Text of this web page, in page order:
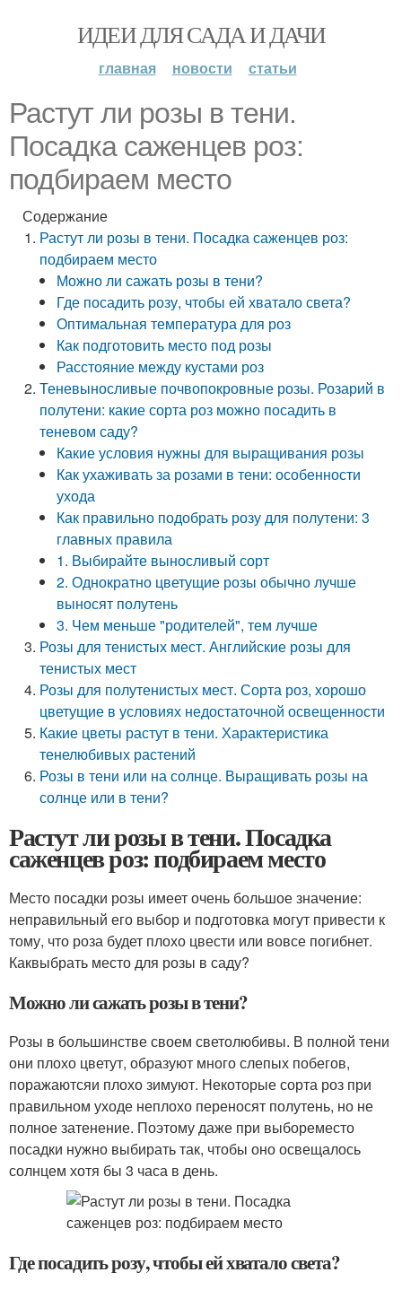
ИДЕИ ДЛЯ САДА И ДАЧИ
главная новости статьи
Растут ли розы в тени.
Посадка саженцев роз:
подбираем место
Содержание
Растут ли розы в тени. Посадка саженцев роз:
подбираем место
Можно ли сажать розы в тени?
Где посадить розу, чтобы ей хватало света?
Оптимальная температура для роз
Как подготовить место под розы
Расстояние между кустами роз
Теневыносливые почвопокровные розы. Розарий в
полутени: какие сорта роз можно посадить в
теневом саду?
Какие условия нужны для выращивания розы
Как ухаживать за розами в тени: особенности
ухода
Как правильно подобрать розу для полутени: 3
главных правила
1. Выбирайте выносливый сорт
2. Однократно цветущие розы обычно лучше
выносят полутень
3. Чем меньше "родителей", тем лучше
Розы для тенистых мест. Английские розы для
тенистых мест
Розы для полутенистых мест. Сорта роз, хорошо
цветущие в условиях недостаточной освещенности
Какие цветы растут в тени. Характеристика
тенелюбивых растений
Розы в тени или на солнце. Выращивать розы на
солнце или в тени?
Растут ли розы в тени. Посадка
саженцев роз: подбираем место
Место посадки розы имеет очень большое значение:
неправильный его выбор и подготовка могут привести к
тому, что роза будет плохо цвести или вовсе погибнет.
Каквыбрать место для розы в саду?
Можно ли сажать розы в тени?
Розы в большинстве своем светолюбивы. В полной тени
они плохо цветут, образуют много слепых побегов,
поражаютсяи плохо зимуют. Некоторые сорта роз при
правильном уходе неплохо переносят полутень, но не
полное затенение. Поэтому даже при выбореместо
посадки нужно выбирать так, чтобы оно освещалось
солнцем хотя бы 3 часа в день.
Где посадить розу, чтобы ей хватало света?